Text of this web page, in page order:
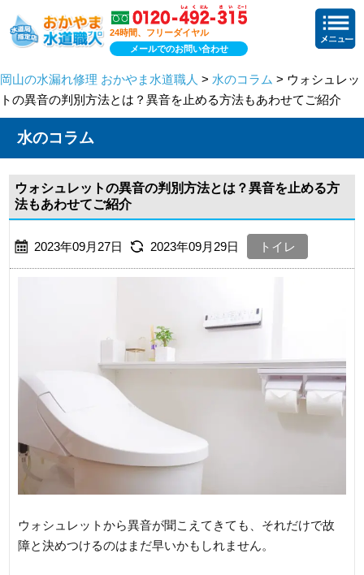
24時間、フリーダイヤル
メールでのお問い合わせ
岡山の水漏れ修理 おかやま水道職人 > 水のコラム > ウォシュレッ
トの異音の判別方法とは？異音を止める方法もあわせてご紹介
水のコラム
ウォシュレットの異音の判別方法とは？異音を止める方
法もあわせてご紹介
2023年09月27日 2023年09月29日 トイレ
ウォシュレットから異音が聞こえてきても、それだけで故
障と決めつけるのはまだ早いかもしれません。